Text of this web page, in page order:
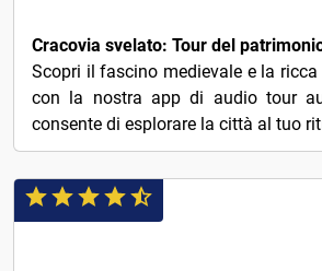
Cracovia svelato: Tour del
Scopri il fascino medievale e la
con la nostra app di audio tour
consente di esplorare la città al tuo